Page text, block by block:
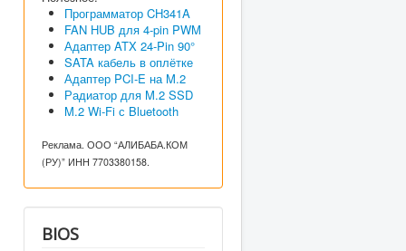
Программатор CH341A
FAN HUB для 4-pin PWM
Адаптер ATX 24-Pin 90°
SATA кабель в оплётке
Адаптер PCI-E на M.2
Радиатор для M.2 SSD
M.2 Wi-Fi с Bluetooth
Реклама. ООО “АЛИБАБА.КОМ
(РУ)” ИНН 7703380158.
BIOS